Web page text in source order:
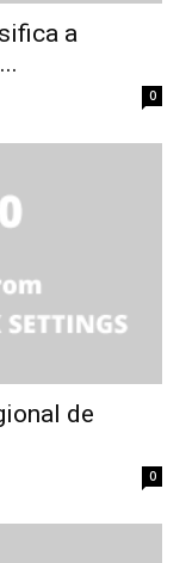
a
0
de
0